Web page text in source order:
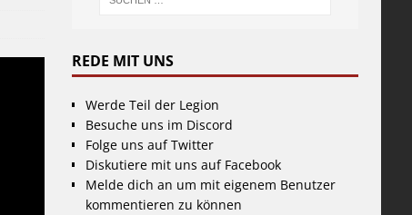
REDE MIT UNS
Werde Teil der Legion
Besuche uns im Discord
Folge uns auf Twitter
Diskutiere mit uns auf Facebook
Melde dich an um mit eigenem Benutzer
kommentieren zu können